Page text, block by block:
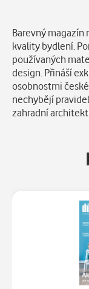
Popis
Barevný magazín
kvality bydlení.
používaných
design. Přináší
osobnostmi
nechybějí
zahradní